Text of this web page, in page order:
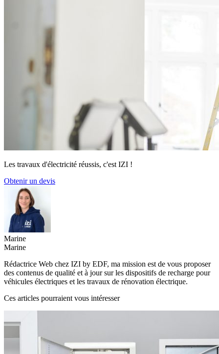
Les travaux d'électricité réussis, c'est IZI !
Obtenir un devis
Marine
Marine
Rédactrice Web chez IZI by EDF, ma mission est de vous proposer
des contenus de qualité et à jour sur les dispositifs de recharge pour
véhicules électriques et les travaux de rénovation électrique.
Ces articles pourraient vous intéresser